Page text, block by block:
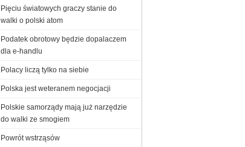
Pięciu światowych graczy stanie do
walki o polski atom
Podatek obrotowy będzie dopalaczem
dla e-handlu
Polacy liczą tylko na siebie
Polska jest weteranem negocjacji
Polskie samorządy mają już narzędzie
do walki ze smogiem
Powrót wstrząsów